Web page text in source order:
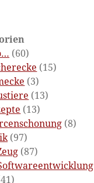
(60)
(15)
(3)
(13)
(13)
(8)
(97)
(87)